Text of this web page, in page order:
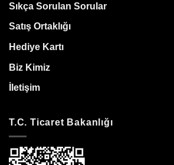
Sıkça Sorulan Sorular
Satış Ortaklığı
Hediye Kartı
Biz Kimiz
İletişim
T.C. Ticaret Bakanlığı